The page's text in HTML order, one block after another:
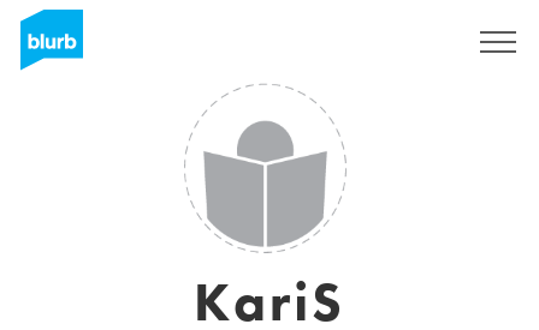
KariS